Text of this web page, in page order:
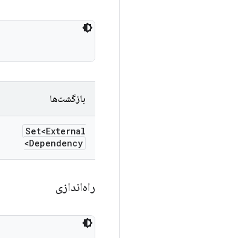
بازگشت‌ها
Set<External
Dependency>
راه‌اندازی